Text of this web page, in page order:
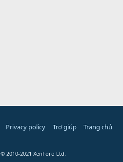
Privacy policy Trợ giúp Trang chủ
© 2010-2021 XenForo Ltd.